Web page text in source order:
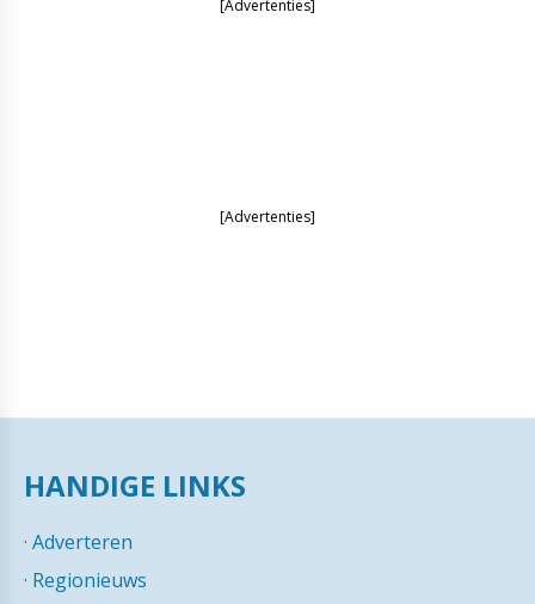
[Advertenties]
[Advertenties]
HANDIGE LINKS
· Adverteren
· Regionieuws